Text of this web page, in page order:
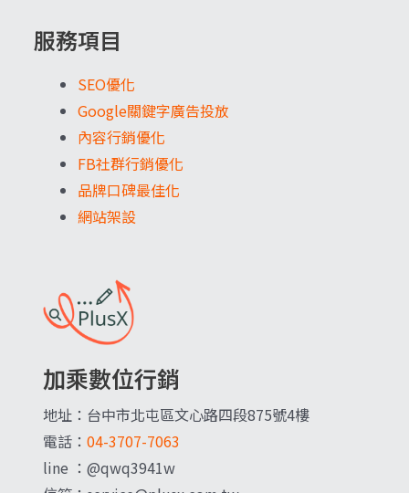
加乘數位行銷
地址：台中市北屯區文心路四段875號4樓
電話： 04-3707-7063
line ：@qwq3941w
服務項目
SEO優化
Google關鍵字廣告投放
內容行銷優化
FB社群行銷優化
品牌口碑最佳化
網站架設